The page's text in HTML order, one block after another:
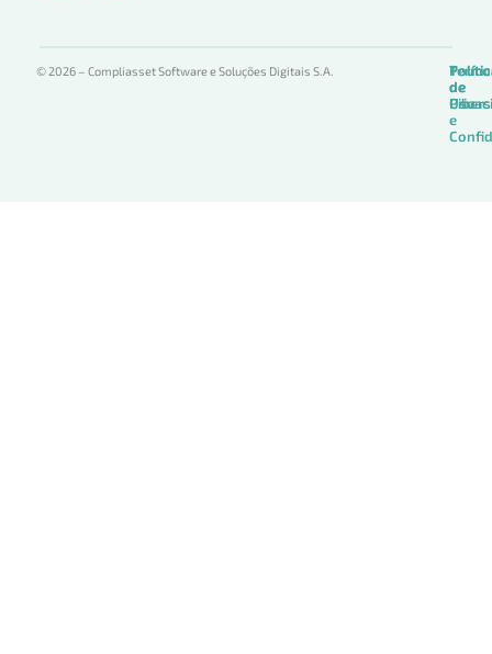
© 2026 – Compliasset Software e Soluções Digitais S.A.
de
Uso
de
de
e